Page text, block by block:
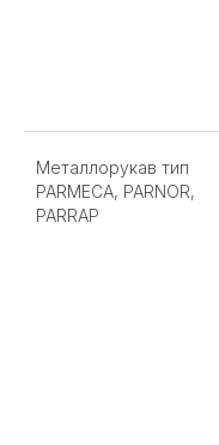
Металлорукав тип
PARMECA, PARNOR,
PARRAP